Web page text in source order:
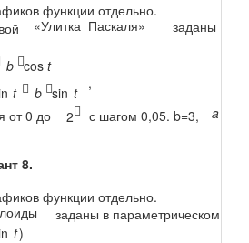
функции отдельно.
«Улитка Паскаля»
заданы в
t
b
t
t
b
sin
cos



,
от 0 до

2 с шагом 0,05. b=3, a
8.
функции отдельно.
заданы в параметрическом
)
t